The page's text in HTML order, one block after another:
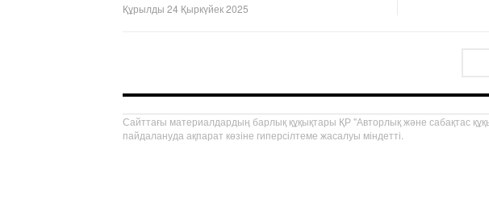
Құрылды 24 Қыркүйек 2025
Сайттағы материалдардың барлық құқықтары ҚР "Авторлық және сабақтас
пайдалануда ақпарат көзіне гиперсілтеме жасалуы міндетті.